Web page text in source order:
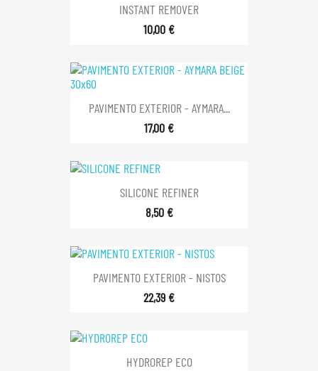
INSTANT REMOVER
10,00 €
PAVIMENTO EXTERIOR - AYMARA...
17,00 €
SILICONE REFINER
8,50 €
PAVIMENTO EXTERIOR - NISTOS
22,39 €
HYDROREP ECO